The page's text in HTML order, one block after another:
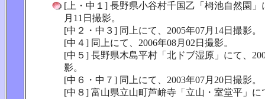
[上・中１] 長野県小谷村千国乙「栂池自然園」
月11日撮影。
[中２・中３] 同上にて、2005年07月14日撮影。
[中４] 同上にて、2006年08月02日撮影。
[中５] 長野県木島平村「北ドブ湿原」にて、
影。
[中６・中７] 同上にて、2003年07月20日撮影。
[中８] 富山県立山町芦峅寺「立山・室堂平」に